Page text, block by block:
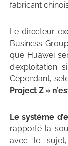
fabricant
Le directeur
Business
que Huawei
d’exploitation
Cependant,
Project Z »
Le système
rapporté la
avec le